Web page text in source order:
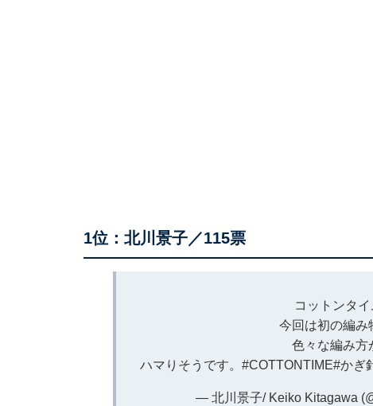
1位：北川景子／115票
コットンタイ
今回は初の編み
色々な編み方
ハマりそうです。 #COTTONTIME#かぎ
— 北川景子/ Keiko Kitagawa